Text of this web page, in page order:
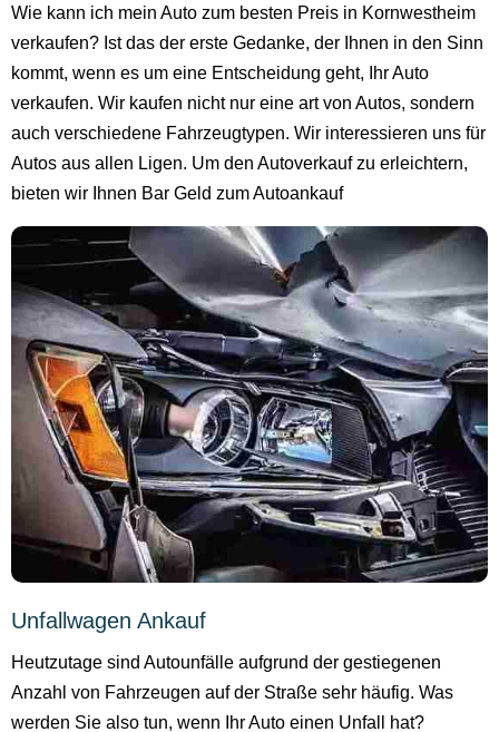
Wie kann ich mein Auto zum besten Preis in Kornwestheim
verkaufen? Ist das der erste Gedanke, der Ihnen in den Sinn
kommt, wenn es um eine Entscheidung geht, Ihr Auto
verkaufen. Wir kaufen nicht nur eine art von Autos, sondern
auch verschiedene Fahrzeugtypen. Wir interessieren uns für
Autos aus allen Ligen. Um den Autoverkauf zu erleichtern,
bieten wir Ihnen Bar Geld zum Autoankauf
Unfallwagen Ankauf
Heutzutage sind Autounfälle aufgrund der gestiegenen
Anzahl von Fahrzeugen auf der Straße sehr häufig. Was
werden Sie also tun, wenn Ihr Auto einen Unfall hat?